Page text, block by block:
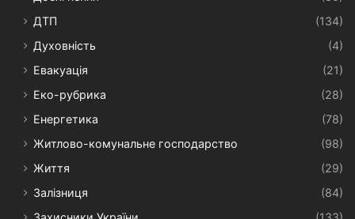
ДТП
(134)
Духовність
(4)
Евакуація
(21)
Еко-рубрика
(28)
Енергетика
(78)
Житлово-комунальне господарство
(98)
Життя
(29)
Залізниця
(84)